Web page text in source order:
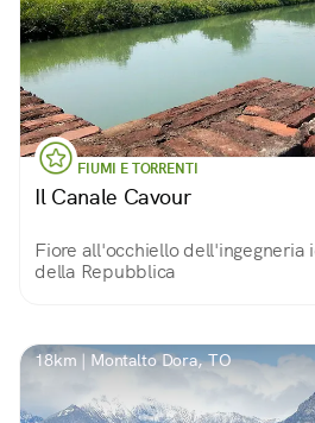
FIUMI E TORRENTI
Il Canale Cavour
Fiore all'occhiello dell'ingegneria
della Repubblica
18km | Montalto Dora, TO